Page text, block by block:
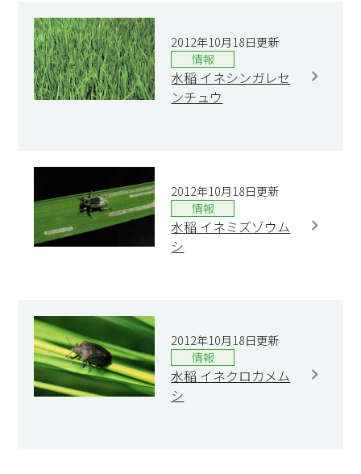
2012年10月18日更新
情報
水稲 イネシンガレセ
ンチュウ
2012年10月18日更新
情報
水稲 イネミズゾウム
シ
2012年10月18日更新
情報
水稲 イネクロカメム
シ